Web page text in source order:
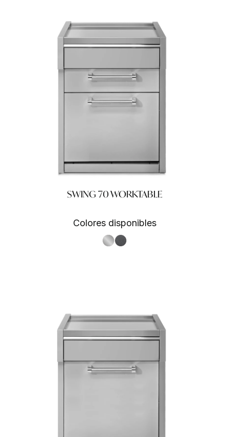
SWING 70 WORKTABLE
Colores disponibles
S.Steel SS
Antracite AN